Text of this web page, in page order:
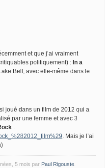
et que j’ai vraiment
politiquement) : In a
Bell, avec elle-même dans le
joué dans un film de 2012 qui a
par une femme et avec 3
:
. Mais je l’ai
5 mois par Paul Rigouste